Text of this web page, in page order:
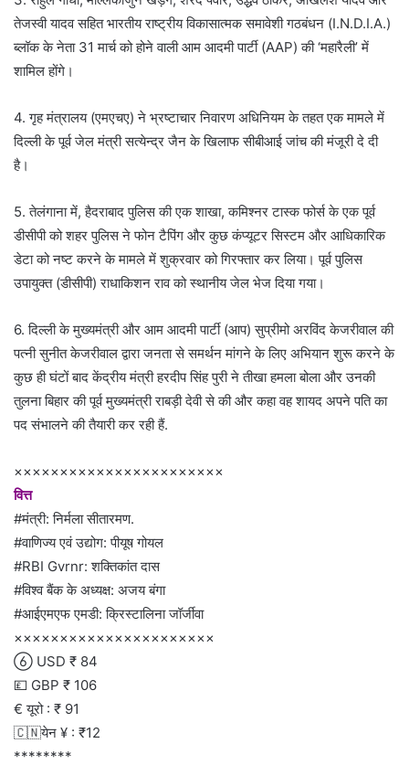
तेजस्वी यादव सहित भारतीय राष्ट्रीय विकासात्मक समावेशी गठबंधन (I.N.D.I.A.)
ब्लॉक के नेता 31 मार्च को होने वाली आम आदमी पार्टी (AAP) की ‘महारैली’ में
शामिल होंगे।
4. गृह मंत्रालय (एमएचए) ने भ्रष्टाचार निवारण अधिनियम के तहत एक मामले में
दिल्ली के पूर्व जेल मंत्री सत्येन्द्र जैन के खिलाफ सीबीआई जांच की मंजूरी दे दी
है।
5. तेलंगाना में, हैदराबाद पुलिस की एक शाखा, कमिश्नर टास्क फोर्स के एक पूर्व
डीसीपी को शहर पुलिस ने फोन टैपिंग और कुछ कंप्यूटर सिस्टम और आधिकारिक
डेटा को नष्ट करने के मामले में शुक्रवार को गिरफ्तार कर लिया। पूर्व पुलिस
उपायुक्त (डीसीपी) राधाकिशन राव को स्थानीय जेल भेज दिया गया।
6. दिल्ली के मुख्यमंत्री और आम आदमी पार्टी (आप) सुप्रीमो अरविंद केजरीवाल की
पत्नी सुनीत केजरीवाल द्वारा जनता से समर्थन मांगने के लिए अभियान शुरू करने के
कुछ ही घंटों बाद केंद्रीय मंत्री हरदीप सिंह पुरी ने तीखा हमला बोला और उनकी
तुलना बिहार की पूर्व मुख्यमंत्री राबड़ी देवी से की और कहा वह शायद अपने पति का
पद संभालने की तैयारी कर रही हैं.
×××××××××××××××××××××××
वित्त
#मंत्री: निर्मला सीतारमण.
#वाणिज्य एवं उद्योग: पीयूष गोयल
#RBI Gvrnr: शक्तिकांत दास
#विश्व बैंक के अध्यक्ष: अजय बंगा
#आईएमएफ एमडी: क्रिस्टालिना जॉर्जीवा
××××××××××××××××××××××
 USD ₹ 84
💷 GBP ₹ 106
€ यूरो : ₹ 91
🇨🇳येन ¥ : ₹12
********